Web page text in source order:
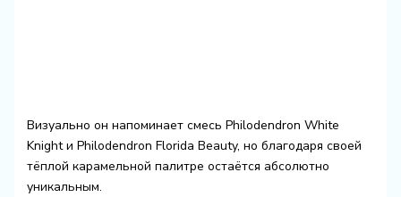
Визуально он напоминает смесь Philodendron White
Knight и Philodendron Florida Beauty, но благодаря своей
тёплой карамельной палитре остаётся абсолютно
уникальным.